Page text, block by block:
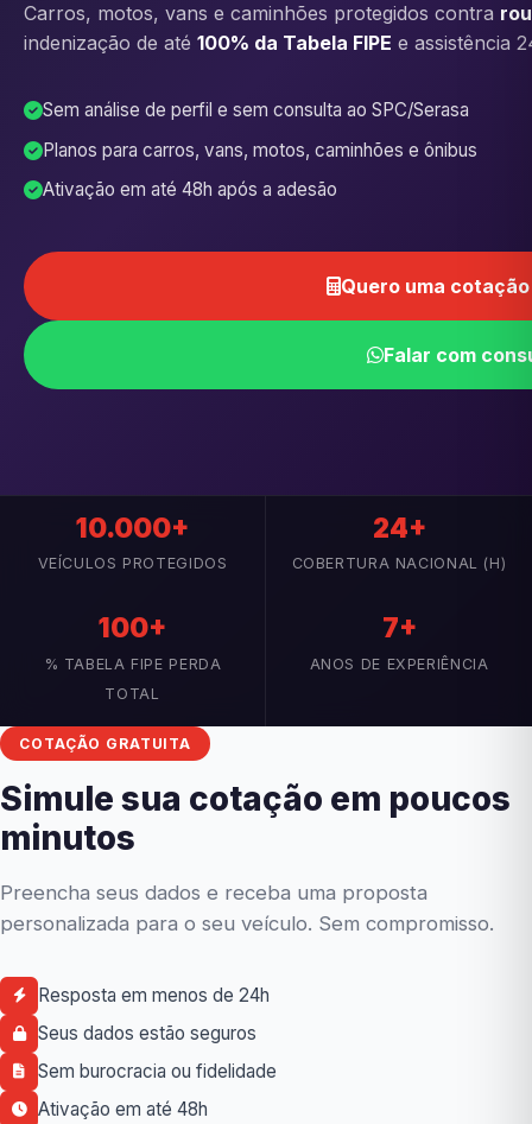
Carros, motos, vans e caminhões protegidos contra
indenização de até 100% da Tabela FIPE e assistência
Sem análise de perfil e sem consulta ao SPC/Serasa
Planos para carros, vans, motos, caminhões e ônibus
Ativação em até 48h após a adesão
Quero uma
Falar com
10.000+
VEÍCULOS PROTEGIDOS
24+
COBERTURA NACIONAL (H)
100+
% TABELA FIPE PERDA
TOTAL
7+
ANOS DE EXPERIÊNCIA
COTAÇÃO GRATUITA
Simule sua cotação em poucos
minutos
Preencha seus dados e receba uma proposta
personalizada para o seu veículo. Sem compromisso.
Resposta em menos de 24h
Seus dados estão seguros
Sem burocracia ou fidelidade
Ativação em até 48h